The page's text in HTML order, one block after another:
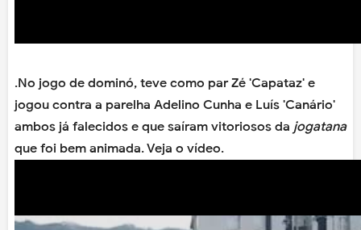
.No jogo de dominó, teve como par Zé 'Capataz' e
jogou contra a parelha Adelino Cunha e Luís 'Canário'
ambos já falecidos e que saíram vitoriosos da jogatana
que foi bem animada. Veja o vídeo.